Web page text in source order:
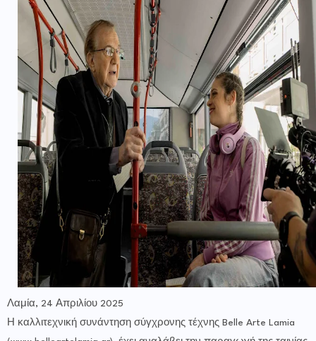
Λαμία, 24 Απριλίου 2025
Η καλλιτεχνική συνάντηση σύγχρονης τέχνης Belle Arte Lamia